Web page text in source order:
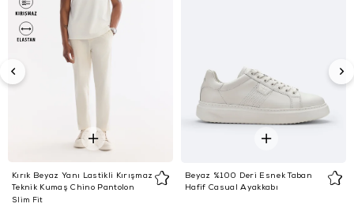
Kırık Beyaz Yanı Lastikli Kırışmaz
Teknik Kumaş Chino Pantolon
Slim Fit
Beyaz %100 Deri Esnek Taban
Hafif Casual Ayakkabı